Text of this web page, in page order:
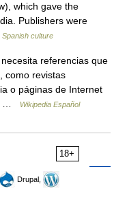
which gave the
Publishers were
culture
referencias que
como revistas
o páginas de Internet
…
Wikipedia Español
18+
Drupal,